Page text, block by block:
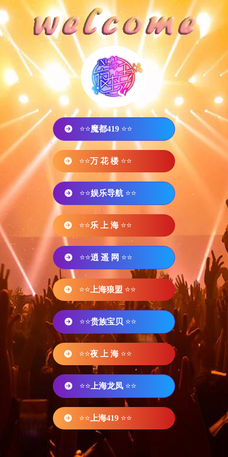
⭐⭐魔都419 ⭐⭐
⭐⭐万 花 楼 ⭐⭐
⭐⭐娱乐导航 ⭐⭐
⭐⭐乐 上 海 ⭐⭐
⭐⭐逍 遥 网 ⭐⭐
⭐⭐ 上海狼盟 ⭐⭐
⭐⭐贵族宝贝 ⭐⭐
⭐⭐夜 上 海 ⭐⭐
⭐⭐ 上海龙凤 ⭐⭐
⭐⭐ 上海419 ⭐⭐